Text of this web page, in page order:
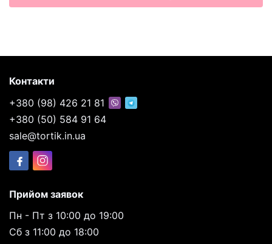
Контакти
+380 (98) 426 21 81
+380 (50) 584 91 64
sale@tortik.in.ua
Прийом заявок
Пн - Пт з 10:00 до 19:00
Сб з 11:00 до 18:00